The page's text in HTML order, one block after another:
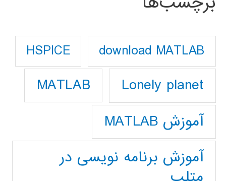
download MATLAB
HSPICE
Lonely planet
MATLAB
آموزش MATLAB
آموزش برنامه نویسی در